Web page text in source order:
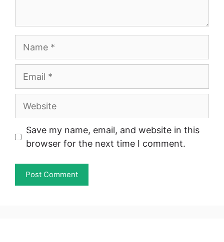
Name
Email
Website
Save my name, email, and website in this
browser for the next time I comment.